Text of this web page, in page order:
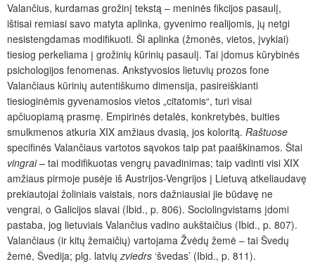
Valančius, kurdamas grožinį tekstą – meninės fikcijos pasaulį,
ištisai remiasi savo matyta aplinka, gyvenimo realijomis, jų netgi
nesistengdamas modifikuoti. Ši aplinka (žmonės, vietos, įvykiai)
tiesiog perkeliama į grožinių kūrinių pasaulį. Tai įdomus kūrybinės
psichologijos fenomenas. Ankstyvosios lietuvių prozos fone
Valančiaus kūrinių autentiškumo dimensija, pasireiškianti
tiesioginėmis gyvenamosios vietos „citatomis“, turi visai
apčiuopiamą prasmę. Empirinės detalės, konkretybės, buities
smulkmenos atkuria XIX amžiaus dvasią, jos koloritą. Raštuose
specifinės Valančiaus vartotos sąvokos taip pat paaiškinamos. Štai
vingrai– tai modifikuotas vengrų pavadinimas; taip vadinti visi XIX
amžiaus pirmoje pusėje iš Austrijos-Vengrijos į Lietuvą atkeliaudavę
prekiautojai žoliniais vaistais, nors dažniausiai jie būdavę ne
vengrai, o Galicijos slavai (Ibid., p. 806). Sociolingvistams įdomi
pastaba, jog lietuviais Valančius vadino aukštaičius (Ibid., p. 807).
Valančiaus (ir kitų žemaičių) vartojama Žvėdų žemė – tai Švedų
žemė, Švedija; plg. latviųzviedrs ‘švedas’ (Ibid., p. 811).